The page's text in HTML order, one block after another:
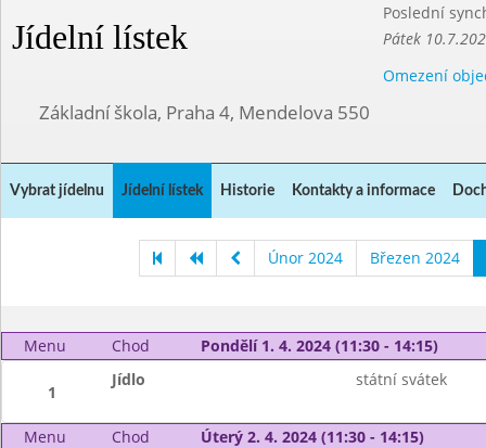
Jídelní lístek
Poslední
Pátek
Omezení
Základní škola, Praha 4, Mendelova 550
Vybrat jídelnu Jídelní lístek Historie Kontakty a informace
Únor 2024 Březen 2024
Menu Chod Pondělí 1. 4. 2024 (11:30 - 14:15)
1
Jídlo státní svátek
Menu Chod Úterý 2. 4. 2024 (11:30 - 14:15)